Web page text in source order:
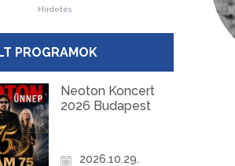
Hirdetés
PROGRAMOK
Neoton Koncert
2026 Budapest
2026.10.29.